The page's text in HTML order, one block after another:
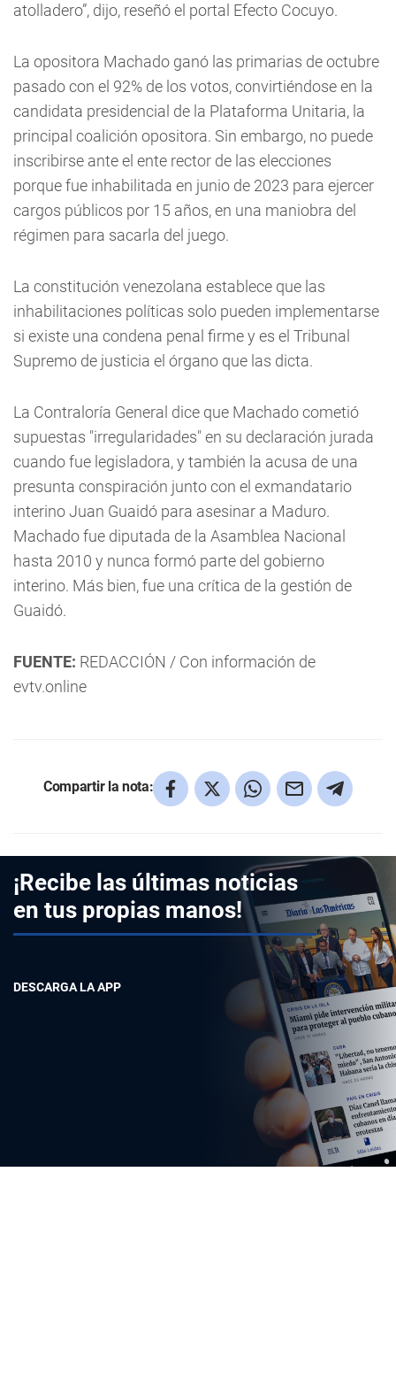
atolladero”, dijo, reseñó el portal Efecto Cocuyo.
La opositora Machado ganó las primarias de octubre
pasado con el 92% de los votos, convirtiéndose en la
candidata presidencial de la Plataforma Unitaria, la
principal coalición opositora. Sin embargo, no puede
inscribirse ante el ente rector de las elecciones
porque fue inhabilitada en junio de 2023 para ejercer
cargos públicos por 15 años, en una maniobra del
régimen para sacarla del juego.
La constitución venezolana establece que las
inhabilitaciones políticas solo pueden implementarse
si existe una condena penal firme y es el Tribunal
Supremo de justicia el órgano que las dicta.
La Contraloría General dice que Machado cometió
supuestas "irregularidades" en su declaración jurada
cuando fue legisladora, y también la acusa de una
presunta conspiración junto con el exmandatario
interino Juan Guaidó para asesinar a Maduro.
Machado fue diputada de la Asamblea Nacional
hasta 2010 y nunca formó parte del gobierno
interino. Más bien, fue una crítica de la gestión de
Guaidó.
FUENTE: REDACCIÓN / Con información de
evtv.online
Compartir la nota:
¡Recibe las últimas noticias
en tus propias manos!
DESCARGA LA APP